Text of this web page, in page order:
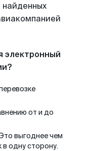
найденных
электронный
от и до
выгоднее чем
одну сторону.